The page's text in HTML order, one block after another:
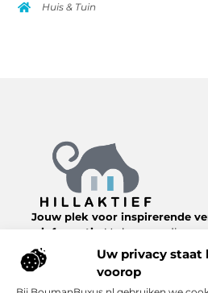
Uw privacy staat
voorop
Huis & Tuin
Jouw plek voor inspirerende
informatie.
Verken een diverse
artikelen over het dagelijks
interessante inzichten,